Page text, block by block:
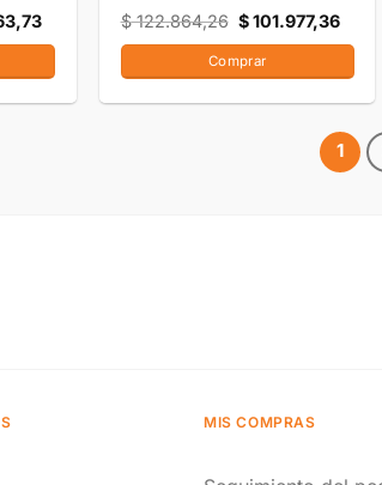
$122.864,26 $101.977,36
Comprar
1
MIS COMPRAS